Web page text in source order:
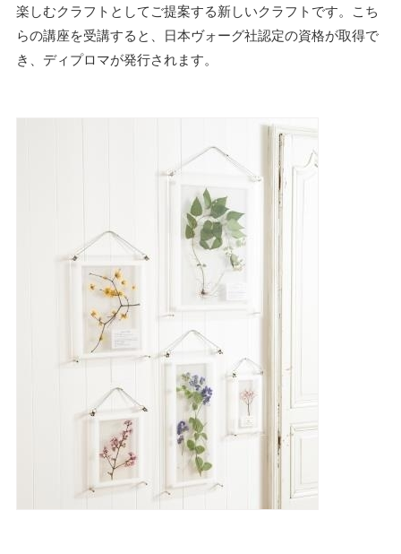
楽しむクラフトとしてご提案する新しいクラフトです。こち
らの講座を受講すると、日本ヴォーグ社認定の資格が取得で
き、ディプロマが発行されます。